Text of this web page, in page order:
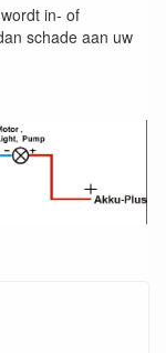
in- of
schade aan uw